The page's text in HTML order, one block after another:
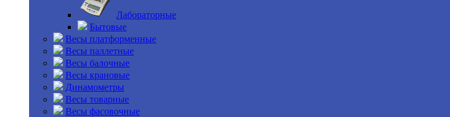
Лабораторные
Бытовые
Весы платформенные
Весы паллетные
Весы балочные
Весы крановые
Динамометры
Весы товарные
Весы фасовочные